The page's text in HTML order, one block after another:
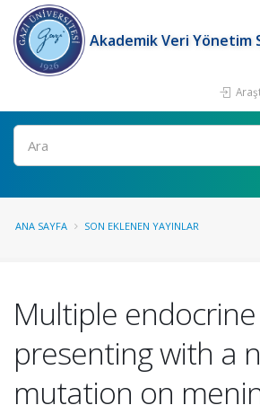
Akademik Veri Yönetim
Ara
ANA SAYFA SON EKLENEN YAYINLAR
Multiple
presenting with a
mutation on